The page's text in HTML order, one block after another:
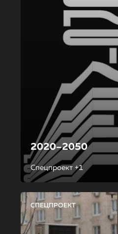
2020–2050
Спецпроект +1
СПЕЦПРОЕКТ